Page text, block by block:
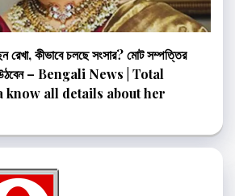
কীভাবে চলছে সংসার? মোট সম্পত্তির
উঠবেন – Bengali News | Total
know all details about her